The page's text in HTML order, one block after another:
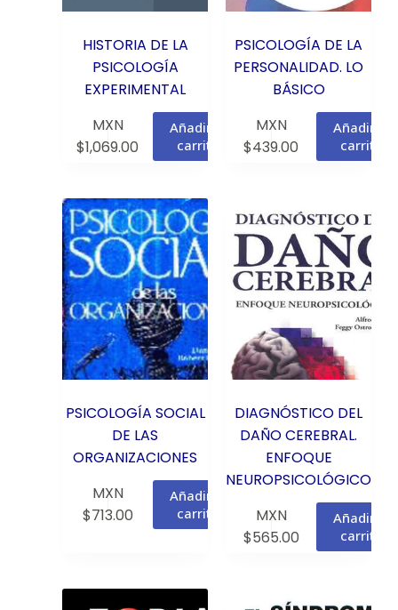
HISTORIA DE LA
PSICOLOGÍA
EXPERIMENTAL
MXN
$1,069.00
Añadir al
carrito
PSICOLOGÍA DE LA
PERSONALIDAD. LO
BÁSICO
MXN
$439.00
Añadir al
carrito
PSICOLOGÍA SOCIAL
DE LAS
ORGANIZACIONES
MXN
$713.00
Añadir al
carrito
DIAGNÓSTICO DEL
DAÑO CEREBRAL.
ENFOQUE
NEUROPSICOLÓGICO
MXN
$565.00
Añadir al
carrito